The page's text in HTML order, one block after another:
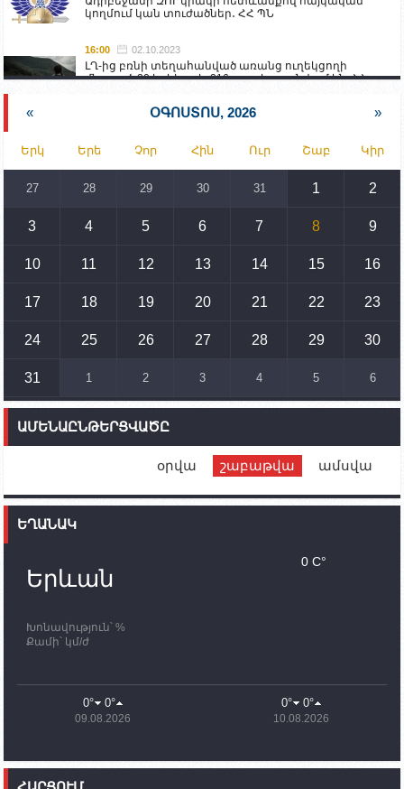
կողմում կան տուժածներ․ ՀՀ ՊՆ
16:00 02.10.2023
ԼՂ-ից բռնի տեղահանված առանց ուղեկցողի
մնացած 20 երեխա և 216 տարեց գտնվում են ՀՀ
Իրանը կողմ է տարածաշրջանի համար շահավետ
տրանսպորտային հաղորդակցությունների
զարգացմանը, սակայն ոչ՝ միջազգային
սահմանների փոփոխությանը
15:10 02.10.2023
սպառնալիքները կասեցնելու համար. իսպանացի
պատգամավորը Գորիսում է
14:54 02.10.2023
տեղակայված հայկական դիրքերի անձնակազմի
համար սնունդ տեղափոխող մեքենայի
ունեն. կիպրոսցի խորհրդարանականը՝ Ալեն
Ֆրանսիայի ԱԳ նախարարը կայցելի Հայաստան
պատասխանատուներ կմնան ԼՂ-ում՝ մինչև
որոնողափրկարարական աշխատանքների
11:03
ՄԱԿ-ի առաքելությունը շատ, շատ, շատ օգտակար
Ադրբեջանի փոխվարչապետն այսօր կմեկնի
Ստեփանակերտ
10:07 02.10.2023
« ՕԳՈՍՏՈՍ, 2026 »
Երկ Երե Չոր Հին Ուր Շաբ Կիր
27 28 29 30 31 1 2
3 4 5 6 7 8 9
10 11 12 13 14 15 16
17 18 19 20 21 22 23
24 25 26 27 28 29 30
31 1 2 3 4 5 6
ԱՄԵՆԱԸՆԹԵՐՑՎԱԾԸ
օրվա շաբաթվա ամսվա
ԵՂԱՆԱԿ
Երևան
Խոնավություն՝ %
Քամի՝ կմ/ժ
0 C°
0° 0°
09.08.2026
0° 0°
10.08.2026